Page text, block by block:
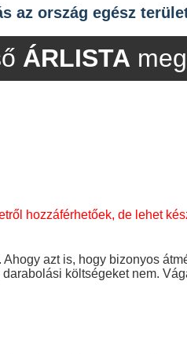
az ország egész
ÁRLISTA
hozzáférhetőek, de lehet
azt is, hogy bizonyos
költségeket nem.